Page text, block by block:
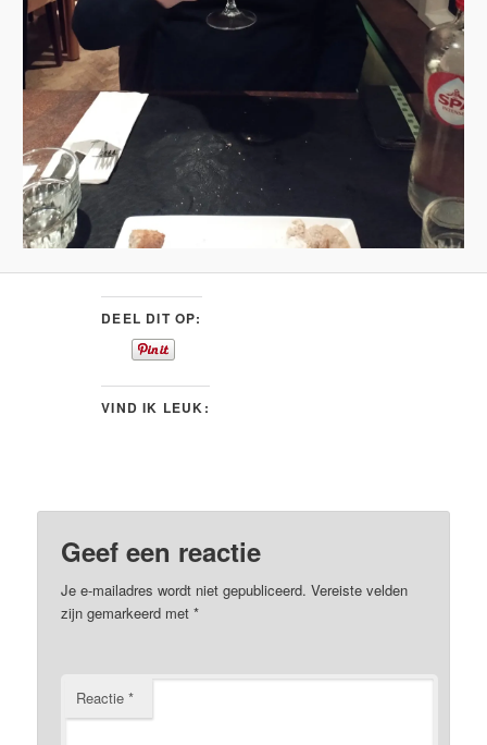
DEEL DIT OP:
VIND IK LEUK:
Geef een reactie
Je e-mailadres wordt niet gepubliceerd. Vereiste velden
zijn gemarkeerd met*
Reactie*